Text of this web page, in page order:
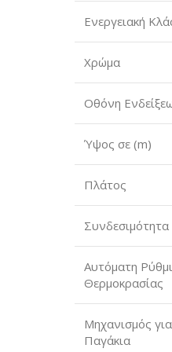
Ενεργειακή
Χρώμα
Οθόνη
Ύψος σε (m)
Πλάτος
Συνδεσιμότητα
Αυτόματη
Θερμοκρασίας
Μηχανισμός για
Παγάκια